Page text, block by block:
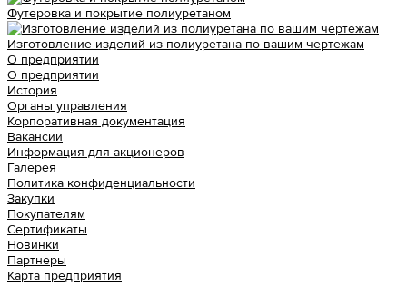
Футеровка и покрытие полиуретаном
Изготовление изделий из полиуретана по вашим чертежам
О предприятии
О предприятии
История
Органы управления
Корпоративная документация
Вакансии
Информация для акционеров
Галерея
Политика конфиденциальности
Закупки
Покупателям
Сертификаты
Новинки
Партнеры
Карта предприятия